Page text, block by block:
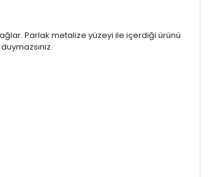
Parlak metalize yüzeyi ile içerdiği ürünü